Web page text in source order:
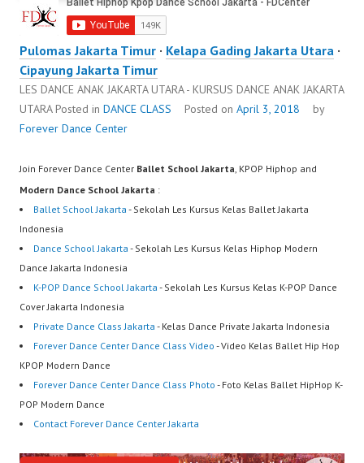
Pulomas Jakarta Timur · Kelapa Gading Jakarta Utara ·
Cipayung Jakarta Timur
LES DANCE ANAK JAKARTA UTARA - KURSUS DANCE ANAK JAKARTA
UTARAPosted in DANCE CLASS Posted on April 3, 2018
by
Forever Dance Center
Join Forever Dance Center Ballet School Jakarta , KPOP Hiphop and
Modern Dance School Jakarta :
Ballet School Jakarta - Sekolah Les Kursus Kelas Ballet Jakarta
Indonesia
Dance School Jakarta - Sekolah Les Kursus Kelas Hiphop Modern
Dance Jakarta Indonesia
K-POP Dance School Jakarta - Sekolah Les Kursus Kelas K-POP Dance
Cover Jakarta Indonesia
Private Dance Class Jakarta - Kelas Dance Private Jakarta Indonesia
Forever Dance Center Dance Class Video - Video Kelas Ballet Hip Hop
KPOP Modern Dance
Forever Dance Center Dance Class Photo - Foto Kelas Ballet HipHop K-
POP Modern Dance
Contact Forever Dance Center Jakarta